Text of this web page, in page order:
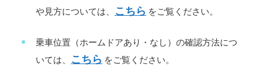
や見方については、
こちら をご覧ください。
乗車位置（ホームドアあり・なし）の確認方法につ
いては、
こちら をご覧ください。